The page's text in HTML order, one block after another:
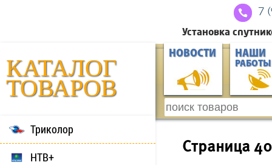
7
Установка
КАТАЛОГ
ТОВАРОВ
НОВОСТИ НАШИ
РАБОТЫ
Триколор
НТВ+
Страница